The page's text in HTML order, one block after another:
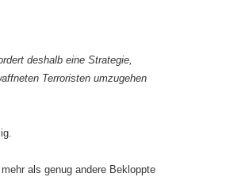
deshalb eine Strategie,
Terroristen umzugehen
als genug andere Bekloppte